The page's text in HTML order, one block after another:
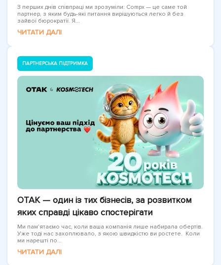
З перших днів співпраці ми зрозуміли: Compx — це саме той
партнер, з яким будь-які питання вирішуються легко й без
зайвої бюрократії. Я...
ЧИТАТИ ДАЛІ
ПАРТНЕРСЬКА ПІДТРИМКА
OTAK — один із тих бізнесів, за розвитком
яких справді цікаво спостерігати
Ми пам'ятаємо час, коли ваша компанія лише набирала обертів.
Уже тоді нас захоплювало, з якою швидкістю ви ростете. Коли
ми нарешті по...
ЧИТАТИ ДАЛІ